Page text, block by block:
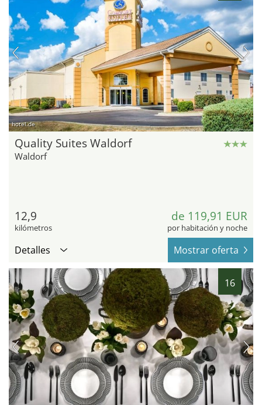
hotel.de
Quality Suites Waldorf
Waldorf
12,9
kilómetros
de 119,91 EUR
por habitación y noche
Detalles Mostrar oferta
16